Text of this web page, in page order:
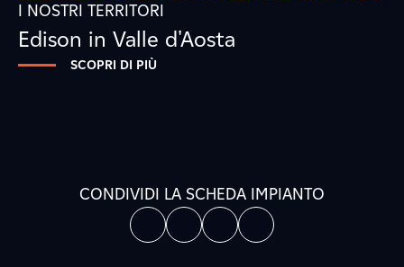
I NOSTRI TERRITORI
Edison in Valle d'Aosta
SCOPRI DI PIÙ
CONDIVIDI LA SCHEDA IMPIANTO